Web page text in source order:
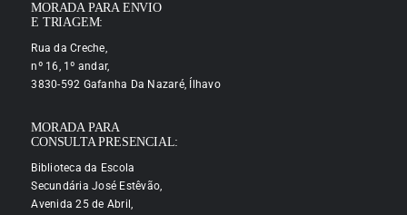
MORADA PARA ENVIO
E TRIAGEM:
Rua da Creche,
nº 16, 1º andar,
3830-592 Gafanha Da Nazaré, Ílhavo
MORADA PARA
CONSULTA PRESENCIAL:
Biblioteca da Escola
Secundária José Estêvão,
Avenida 25 de Abril,